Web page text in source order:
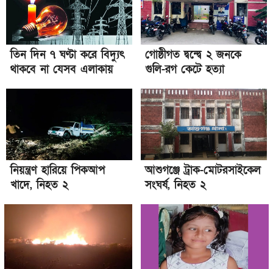
তিন দিন ৭ ঘণ্টা করে বিদ্যুৎ
থাকবে না যেসব এলাকায়
গোষ্ঠীগত দ্বন্দ্বে ২ জনকে
গুলি-রগ কেটে হত্যা
নিয়ন্ত্রণ হারিয়ে পিকআপ
খাদে, নিহত ২
আশুগঞ্জে ট্রাক-মোটরসাইকেল
সংঘর্ষ, নিহত ২